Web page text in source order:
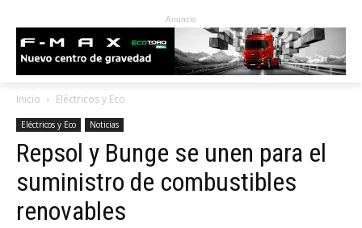
Anuncio
Inicio Eléctricos y Eco
Eléctricos y Eco Noticias
Repsol y Bunge se unen para el
suministro de combustibles
renovables